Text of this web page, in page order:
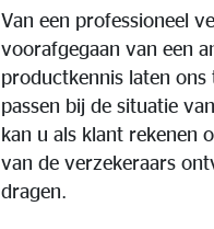
Van een professioneel
voorafgegaan van een
productkennis laten
passen bij de situatie
kan u als klant rekenen
van de verzekeraars
dragen.